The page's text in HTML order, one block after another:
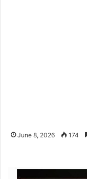
June 8, 2026 174